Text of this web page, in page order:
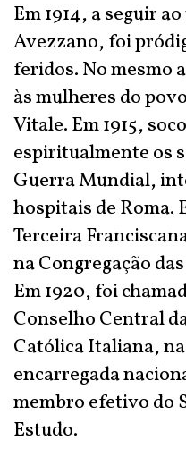
Em 1914, a seguir
Avezzano, foi
feridos. No mesmo
às mulheres do
Vitale. Em 1915,
espiritualmente os
Guerra Mundial,
hospitais de Roma.
Terceira
na Congregação
Em 1920, foi
Conselho Central
Católica Italiana,
encarregada
membro efetivo do
Estudo.